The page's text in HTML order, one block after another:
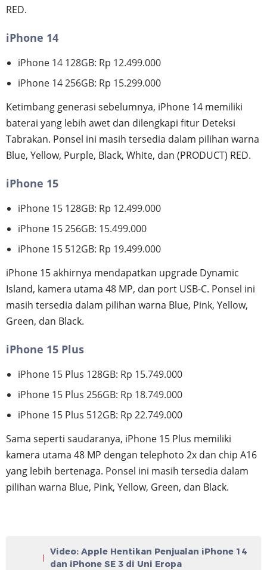
RED.
iPhone 14
iPhone 14 128GB: Rp 12.499.000
iPhone 14 256GB: Rp 15.299.000
Ketimbang generasi sebelumnya, iPhone 14 memiliki
baterai yang lebih awet dan dilengkapi fitur Deteksi
Tabrakan. Ponsel ini masih tersedia dalam pilihan warna
Blue, Yellow, Purple, Black, White, dan (PRODUCT) RED.
iPhone 15
iPhone 15 128GB: Rp 12.499.000
iPhone 15 256GB: 15.499.000
iPhone 15 512GB: Rp 19.499.000
iPhone 15 akhirnya mendapatkan upgrade Dynamic
Island, kamera utama 48 MP, dan port USB-C. Ponsel ini
masih tersedia dalam pilihan warna Blue, Pink, Yellow,
Green, dan Black.
iPhone 15 Plus
iPhone 15 Plus 128GB: Rp 15.749.000
iPhone 15 Plus 256GB: Rp 18.749.000
iPhone 15 Plus 512GB: Rp 22.749.000
Sama seperti saudaranya, iPhone 15 Plus memiliki
kamera utama 48 MP dengan telephoto 2x dan chip A16
yang lebih bertenaga. Ponsel ini masih tersedia dalam
pilihan warna Blue, Pink, Yellow, Green, dan Black.
Video: Apple Hentikan Penjualan iPhone 14
dan iPhone SE 3 di Uni Eropa